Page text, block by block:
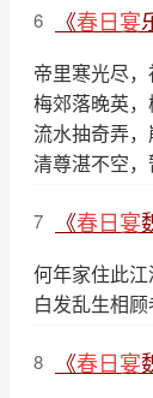
6 《春日宴
帝里寒光尽，
梅郊落晚英，
流水抽奇弄，
清尊湛不空，
7 《春日宴
何年家住此江
白发乱生相顾
8 《春日宴